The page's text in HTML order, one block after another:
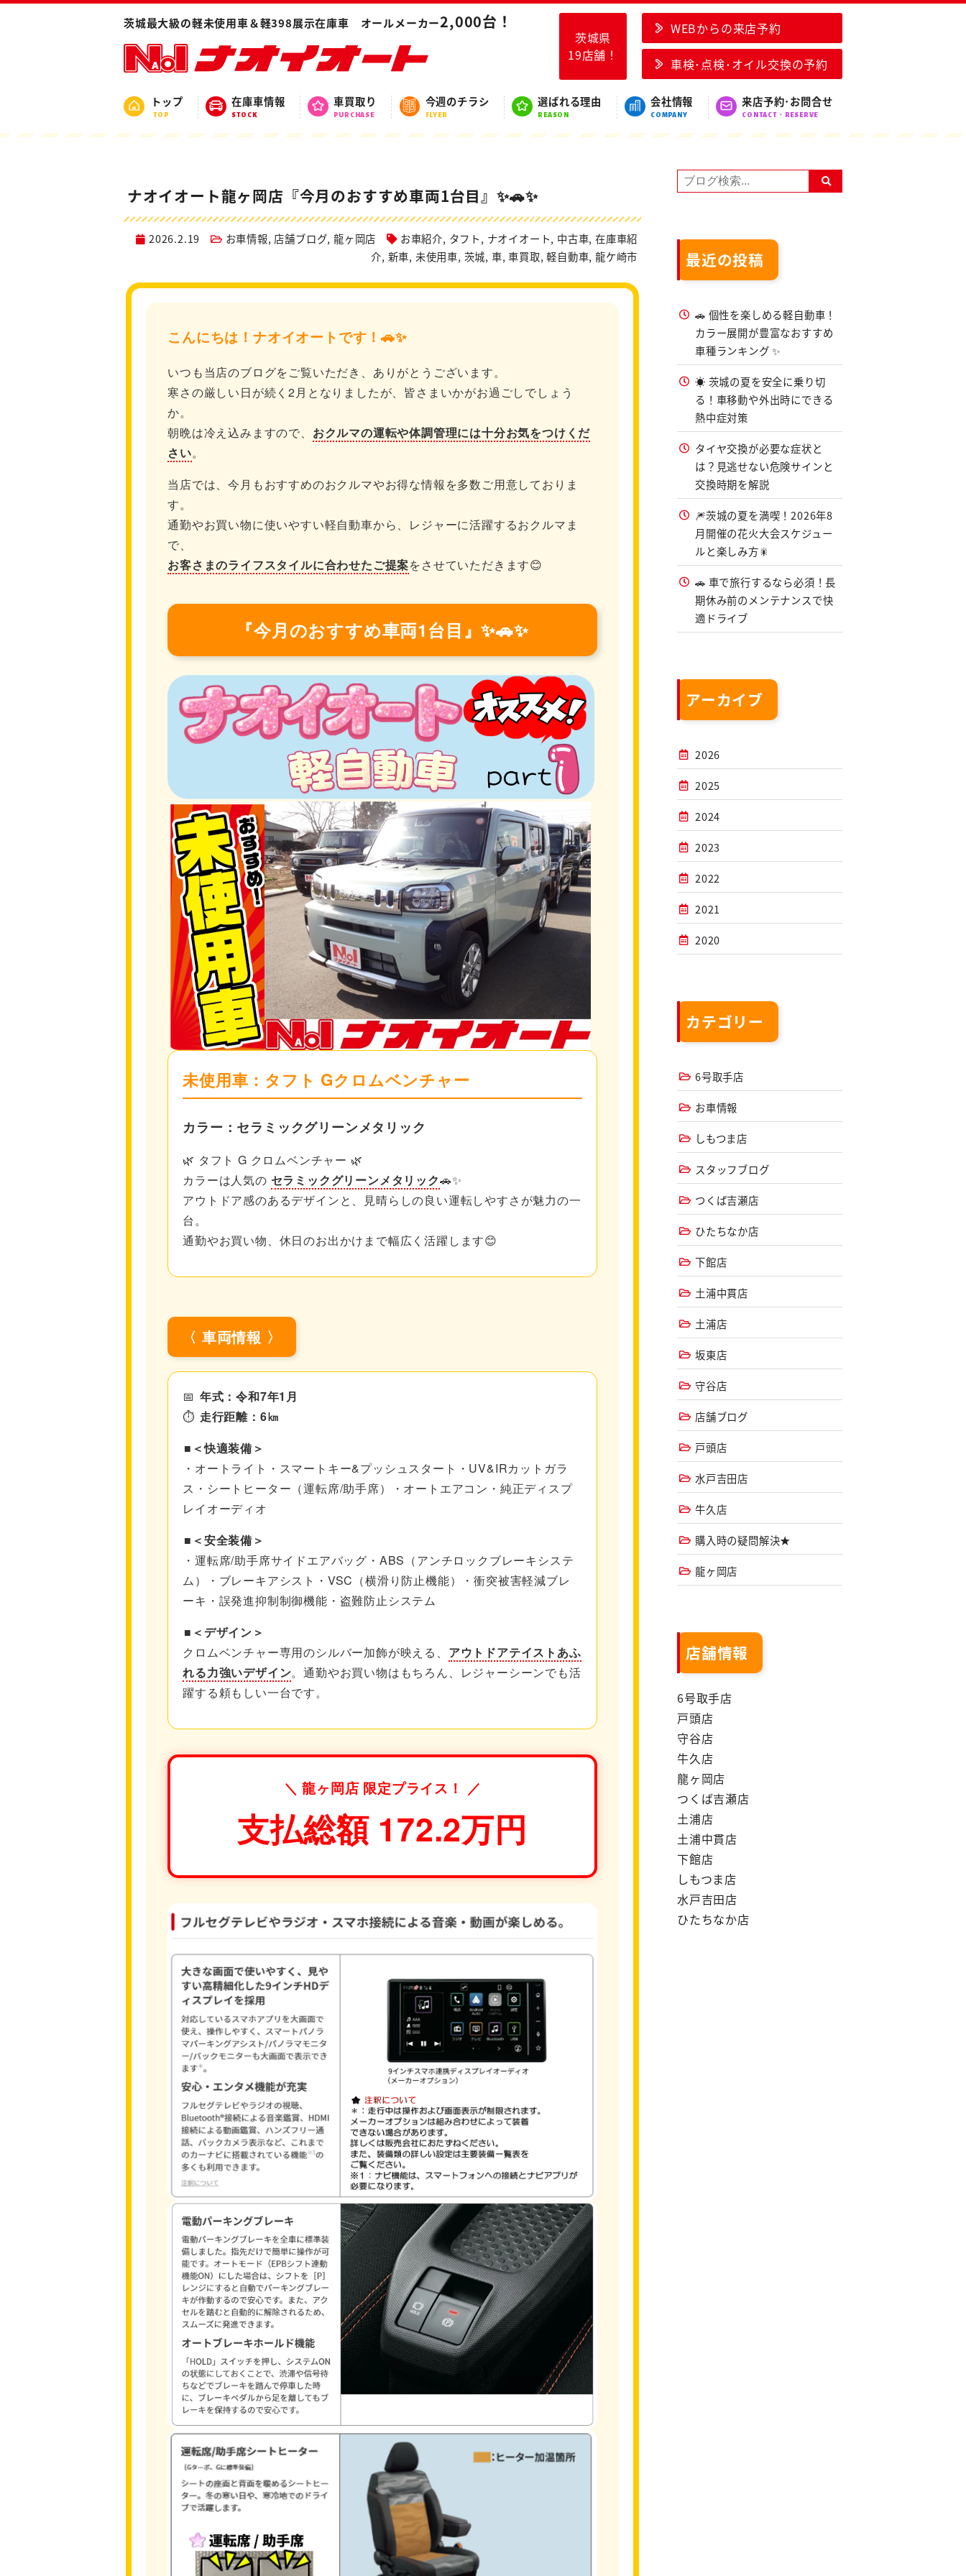
茨城最大級の軽未使用車＆軽398展示在庫車 オールメーカー2,000台！
茨城県
19店舗！
WEBからの来店予約
車検･点検･オイル交換の予約
トップ
TOP
在庫車情報
STOCK
車買取り
PURCHASE
今週のチラシ
FLYER
選ばれる理由
REASON
会社情報
COMPANY
来店予約･お問合せ
CONTACT・RESERVE
ナオイオート龍ヶ岡店『今月のおすすめ車両1台目』✨🚗✨
スタッフブログ
BLOG
ナオイオート龍ヶ岡店『今月のおすすめ車両1台目』✨🚗✨
2026.2.19 お車情報, 店舗ブログ,龍ヶ岡店 お車紹介, タフト, ナオイオート, 中古車, 在庫車紹
介, 新車, 未使用車, 茨城, 車,車買取,軽自動車, 龍ケ崎市
こんにちは！ナオイオートです！🚗✨
いつも当店のブログをご覧いただき、ありがとうございます。
寒さの厳しい日が続く2月となりましたが、皆さまいかがお過ごしでしょう
か。
朝晩は冷え込みますので、 おクルマの運転や体調管理には十分お気をつけくだ
さい。
当店では、今月もおすすめのおクルマやお得な情報を多数ご用意しておりま
す。
通勤やお買い物に使いやすい軽自動車から、レジャーに活躍するおクルマま
で、
お客さまのライフスタイルに合わせたご提案をさせていただきます😊
『今月のおすすめ車両1台目』✨🚗✨
未使用車：タフト Gクロムベンチャー
カラー：セラミックグリーンメタリック
🌿 タフト G クロムベンチャー 🌿
カラーは人気の セラミックグリーンメタリック🚗✨
アウトドア感のあるデザインと、見晴らしの良い運転しやすさが魅力の一
台。
通勤やお買い物、休日のお出かけまで幅広く活躍します😊
〈 車両情報 〉
📅 年式：令和7年1月
⏱ 走行距離：6㎞
■＜快適装備＞
・オートライト・スマートキー&プッシュスタート・UV&IRカットガラ
ス・シートヒーター（運転席/助手席）・オートエアコン・純正ディスプ
レイオーディオ
■＜安全装備＞
・運転席/助手席サイドエアバッグ・ABS（アンチロックブレーキシステ
ム）・ブレーキアシスト・VSC（横滑り防止機能）・衝突被害軽減ブレ
ーキ・誤発進抑制制御機能・盗難防止システム
■＜デザイン＞
クロムベンチャー専用のシルバー加飾が映える、 アウトドアテイストあふ
れる力強いデザイン。通勤やお買い物はもちろん、レジャーシーンでも活
躍する頼もしい一台です。
＼ 龍ヶ岡店 限定プライス！ ／
支払総額 172.2万円
最近の投稿
🚗 個性を楽しめる軽自動車！
カラー展開が豊富なおすすめ
車種ランキング ✨
☀️ 茨城の夏を安全に乗り切
る！車移動や外出時にできる
熱中症対策
タイヤ交換が必要な症状と
は？見逃せない危険サインと
交換時期を解説
🎆茨城の夏を満喫！2026年8
月開催の花火大会スケジュー
ルと楽しみ方🎇
🚗 車で旅行するなら必須！長
期休み前のメンテナンスで快
適ドライブ
アーカイブ
2026
2025
2024
2023
2022
2021
2020
カテゴリー
6号取手店
お車情報
しもつま店
スタッフブログ
つくば吉瀬店
ひたちなか店
下館店
土浦中貫店
土浦店
坂東店
守谷店
店舗ブログ
戸頭店
水戸吉田店
牛久店
購入時の疑問解決★
龍ヶ岡店
店舗情報
6号取手店
戸頭店
守谷店
牛久店
龍ヶ岡店
つくば吉瀬店
土浦店
土浦中貫店
下館店
しもつま店
水戸吉田店
ひたちなか店